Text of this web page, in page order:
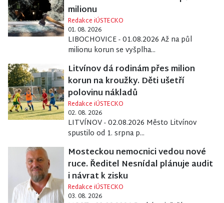
milionu
Redakce iÚSTECKO
01. 08. 2026
LIBOCHOVICE - 01.08.2026 Až na půl
milionu korun se vyšplha...
Litvínov dá rodinám přes milion
korun na kroužky. Děti ušetří
polovinu nákladů
Redakce iÚSTECKO
02. 08. 2026
LITVÍNOV - 02.08.2026 Město Litvínov
spustilo od 1. srpna p...
Mosteckou nemocnici vedou nové
ruce. Ředitel Nesnídal plánuje audit
i návrat k zisku
Redakce iÚSTECKO
03. 08. 2026